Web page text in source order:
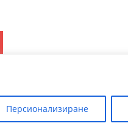
Персионализиране